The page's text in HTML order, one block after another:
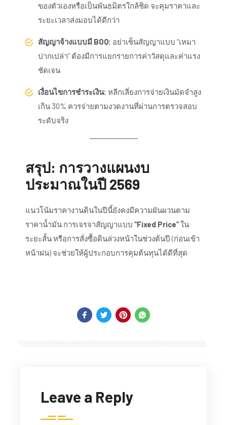
ของตัวเองหรือเป็นพันธมิตรใกล้ชิด จะคุมราคาและ
ระยะเวลาส่งมอบได้ดีกว่า
สัญญาจ้างแบบมี BOQ: อย่าเซ็นสัญญาแบบ “เหมา
ปากเปล่า” ต้องมีการแยกรายการค่าวัสดุและค่าแรง
ชัดเจน
เงื่อนไขการชำระเงิน: หลีกเลี่ยงการจ่ายเงินมัดจำสูง
เกิน 30% ควรจ่ายตามงวดงานที่ผ่านการตรวจสอบ
ระดับจริง
สรุป: การวางแผนงบ
ประมาณในปี 2569
แนวโน้มราคางานดินในปีนี้ยังคงมีความผันผวนตาม
ราคาน้ำมัน การเจรจาสัญญาแบบ “Fixed Price”ใน
ระยะสั้น หรือการสั่งซื้อดินล่วงหน้าในช่วงต้นปี (ก่อนเข้า
หน้าฝน) จะช่วยให้ผู้ประกอบการคุมต้นทุนได้ดีที่สุด
Leave a Reply